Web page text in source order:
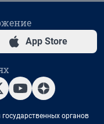
App Store
органов